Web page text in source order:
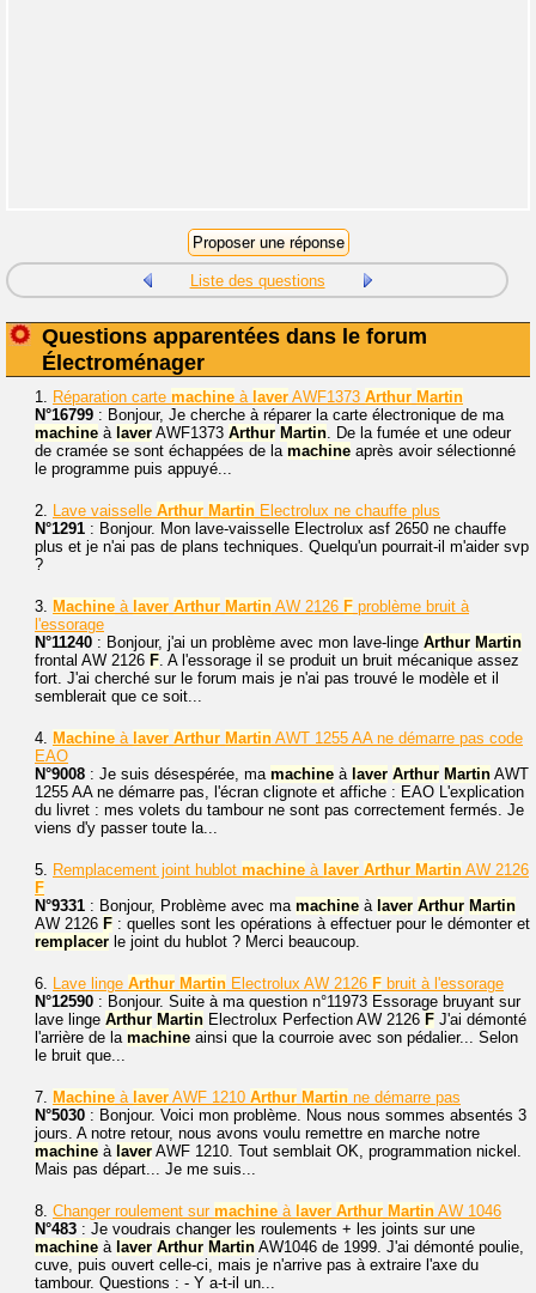
Liste des questions
Questions apparentées dans le forum
Électroménager
1. Réparation carte machine à laver AWF1373 Arthur Martin
N°16799 : Bonjour, Je cherche à réparer la carte électronique de ma
machine à laver AWF1373 Arthur Martin. De la fumée et une odeur
de cramée se sont échappées de la machine après avoir sélectionné
le programme puis appuyé...
2. Lave vaisselle Arthur Martin Electrolux ne chauffe plus
N°1291 : Bonjour. Mon lave-vaisselle Electrolux asf 2650 ne chauffe
plus et je n'ai pas de plans techniques. Quelqu'un pourrait-il m'aider svp
?
3. Machine à laver Arthur Martin AW 2126 F problème bruit à
l'essorage
N°11240 : Bonjour, j'ai un problème avec mon lave-linge Arthur Martin
frontal AW 2126 F. A l'essorage il se produit un bruit mécanique assez
fort. J'ai cherché sur le forum mais je n'ai pas trouvé le modèle et il
semblerait que ce soit...
4. Machine à laver Arthur Martin AWT 1255 AA ne démarre pas code
EAO
N°9008 : Je suis désespérée, ma machine à laver Arthur Martin AWT
1255 AA ne démarre pas, l'écran clignote et affiche : EAO L'explication
du livret : mes volets du tambour ne sont pas correctement fermés. Je
viens d'y passer toute la...
5. Remplacement joint hublot machine à laver Arthur Martin AW 2126
F
N°9331 : Bonjour, Problème avec ma machine à laver Arthur Martin
AW 2126 F : quelles sont les opérations à effectuer pour le démonter et
remplacer le joint du hublot ? Merci beaucoup.
6. Lave linge Arthur Martin Electrolux AW 2126 F bruit à l'essorage
N°12590 : Bonjour. Suite à ma question n°11973 Essorage bruyant sur
lave linge Arthur Martin Electrolux Perfection AW 2126 F J'ai démonté
l'arrière de la machine ainsi que la courroie avec son pédalier... Selon
le bruit que...
7. Machine à laver AWF 1210 Arthur Martin ne démarre pas
N°5030 : Bonjour. Voici mon problème. Nous nous sommes absentés 3
jours. A notre retour, nous avons voulu remettre en marche notre
machine à laver AWF 1210. Tout semblait OK, programmation nickel.
Mais pas départ... Je me suis...
8. Changer roulement sur machine à laver Arthur Martin AW 1046
N°483 : Je voudrais changer les roulements + les joints sur une
machine à laver Arthur Martin AW1046 de 1999. J'ai démonté poulie,
cuve, puis ouvert celle-ci, mais je n'arrive pas à extraire l'axe du
tambour. Questions : - Y a-t-il un...